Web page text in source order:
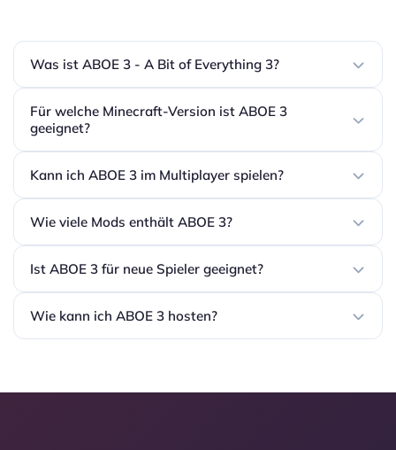
Was ist ABOE 3 - A Bit of Everything 3?
Für welche Minecraft-Version ist ABOE 3
geeignet?
Kann ich ABOE 3 im Multiplayer spielen?
Wie viele Mods enthält ABOE 3?
Ist ABOE 3 für neue Spieler geeignet?
Wie kann ich ABOE 3 hosten?